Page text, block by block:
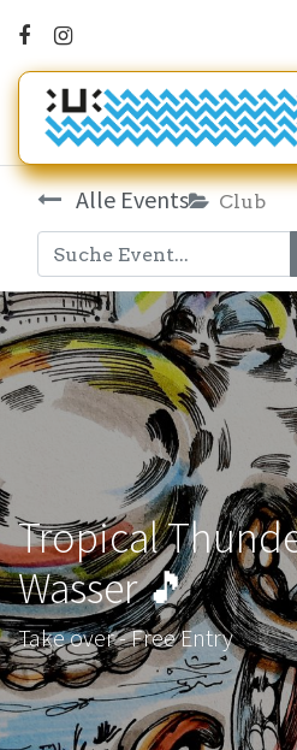
Alle Events Club
Tropical
Wasser 🎵
Take over - Free Entry